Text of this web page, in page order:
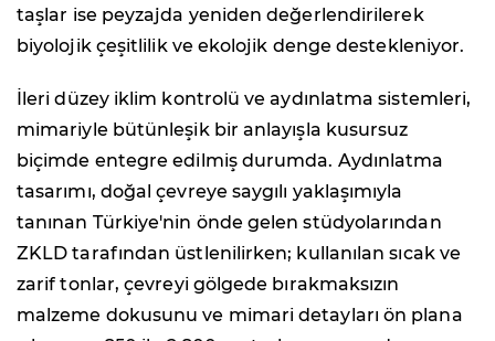
taşlar ise peyzajda yeniden değerlendirilerek
biyolojik çeşitlilik ve ekolojik denge destekleniyor.
İleri düzey iklim kontrolü ve aydınlatma sistemleri,
mimariyle bütünleşik bir anlayışla kusursuz
biçimde entegre edilmiş durumda. Aydınlatma
tasarımı, doğal çevreye saygılı yaklaşımıyla
tanınan Türkiye'nin önde gelen stüdyolarından
ZKLD tarafından üstlenilirken; kullanılan sıcak ve
zarif tonlar, çevreyi gölgede bırakmaksızın
malzeme dokusunu ve mimari detayları ön plana